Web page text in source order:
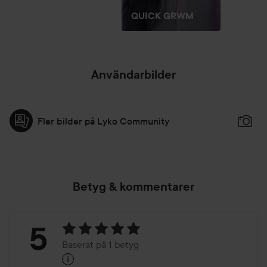
QUICK GRWM
Användarbilder
Fler bilder på Lyko Community
Betyg & kommentarer
Betyg:
5 Baserat på 1 betyg
i